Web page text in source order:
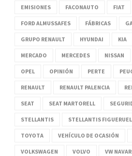
EMISIONES FACONAUTO FIAT
FORD ALMUSSAFES FÁBRICAS
GRUPO RENAULT HYUNDAI KIA
MERCADO MERCEDES NISSAN
OPEL OPINIÓN PERTE
RENAULT RENAULT PALENCIA
SEAT SEAT MARTORELL
STELLANTIS STELLANTIS
TOYOTA VEHÍCULO DE OCASIÓN
VOLKSWAGEN VOLVO VW